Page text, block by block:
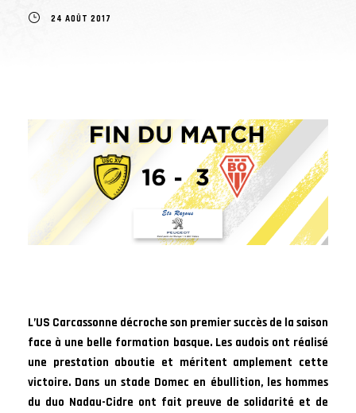
24 AOÛT 2017
L’US Carcassonne décroche son premier succès de la saison
face à une belle formation basque. Les audois ont réalisé
une prestation aboutie et méritent amplement cette
victoire. Dans un stade Domec en ébullition, les hommes
du duo Nadau-Cidre ont fait preuve de solidarité et de